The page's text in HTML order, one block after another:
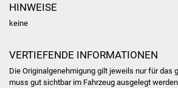
HINWEISE
keine
VERTIEFENDE INFORMATIONEN
Die Originalgenehmigung gilt jeweils nur für das
muss gut sichtbar im Fahrzeug ausgelegt